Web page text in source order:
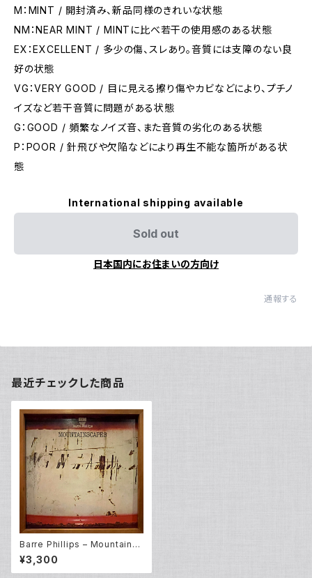
M：MINT / 開封済み、新品同様のきれいな状態
NM：NEAR MINT / MINTに比べ若干の使用感のある状態
EX：EXCELLENT / 多少の傷、スレあり。音質には支障のない良
好の状態
VG：VERY GOOD / 目に見える擦り傷やカビなどにより、プチノ
イズなど若干音質に問題がある状態
G：GOOD / 頻繁なノイズ音、また音質の劣化のある状態
P：POOR / 針飛びや欠陥などにより再生不能な箇所がある状
態
International shipping available
Sold out
日本国内にお住まいの方向け
通報する
最近チェックした商品
Barre Phillips ‎– Mountainsc
apes (LP)
¥3,300